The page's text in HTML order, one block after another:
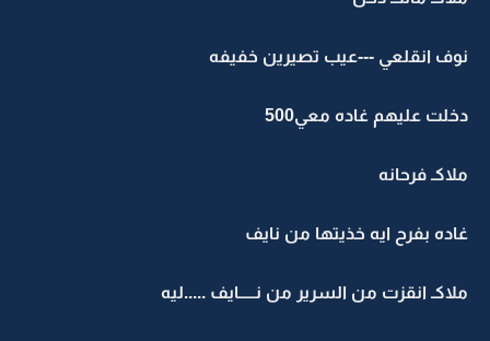
نوف انقلعي ---عيب تصيرين خفيفه
دخلت عليهم غاده معي500
ملاكـ فرحانه
غاده بفرح ايه خذيتها من نايف
ملاكـ انقزت من السرير من نـــــايف .....ليه